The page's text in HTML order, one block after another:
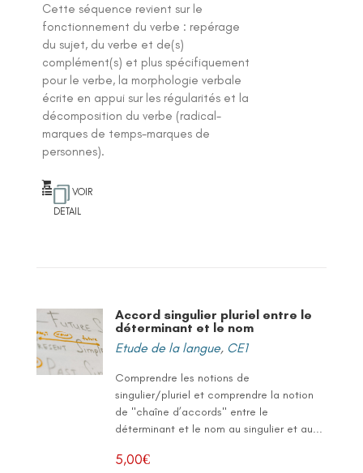
Cette séquence revient sur le
fonctionnement du verbe : repérage
du sujet, du verbe et de(s)
complément(s) et plus spécifiquement
pour le verbe, la morphologie verbale
écrite en appui sur les régularités et la
décomposition du verbe (radical-
marques de temps-marques de
personnes).
VOIR
DETAIL
Accord singulier pluriel entre le
déterminant et le nom
Etude de la langue, CE1
Comprendre les notions de
singulier/pluriel et comprendre la notion
de "chaîne d’accords" entre le
déterminant et le nom au singulier et au...
5,00€